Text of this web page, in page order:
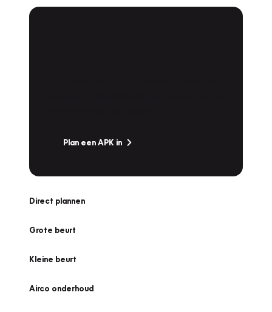
Plan een APK in
Direct plannen
Grote beurt
Kleine beurt
Airco onderhoud